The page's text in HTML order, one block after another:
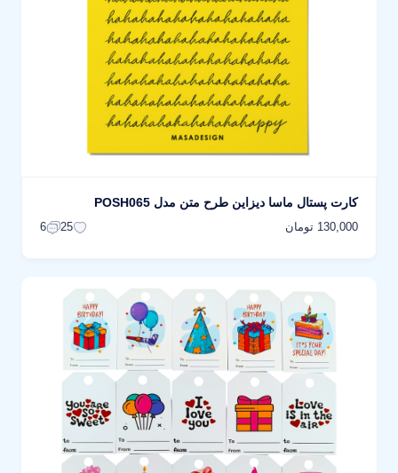
کارت پستال ماسا دیزاین طرح متن مدل POSH065
130,000 تومان 25
6